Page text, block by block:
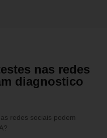
nas redes
diagnostico
redes sociais podem